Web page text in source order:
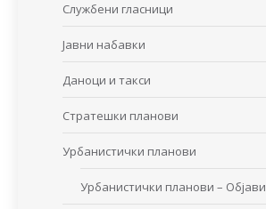
Службени гласници
Јавни набавки
Даноци и такси
Стратешки планови
Урбанистички планови
Урбанистички планови – Објави